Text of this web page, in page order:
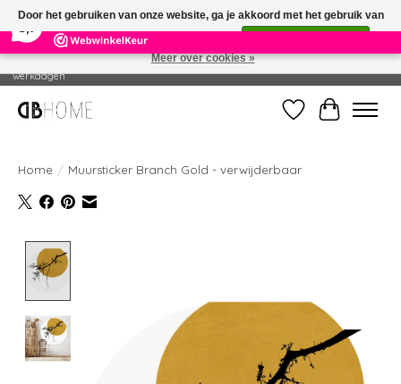
14 Reviews ×
Geproduceerd in eigen drukkerij - Gratis verzending vanaf € 49 - Levertijd: 2-5
werkdagen
Verlanglijst
Home / Muursticker Branch Gold - verwijderbaar
Door het gebruiken van onze website, ga je akkoord met het gebruik van
cookies om onze website te verbeteren.
Meer over cookies »